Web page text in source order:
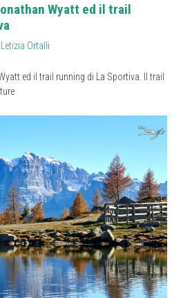
Wyatt ed il trail
Letizia Ortalli
ed il trail running di La Sportiva. Il trail